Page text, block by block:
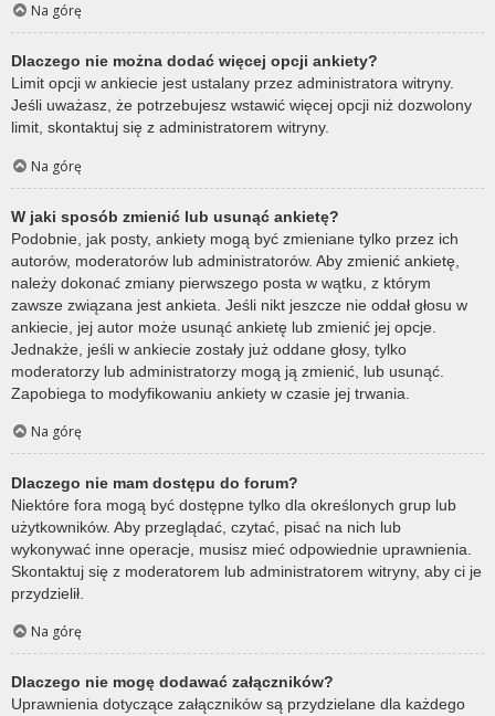
Na górę
Dlaczego nie można dodać więcej opcji ankiety?
Limit opcji w ankiecie jest ustalany przez administratora witryny.
Jeśli uważasz, że potrzebujesz wstawić więcej opcji niż dozwolony
limit, skontaktuj się z administratorem witryny.
Na górę
W jaki sposób zmienić lub usunąć ankietę?
Podobnie, jak posty, ankiety mogą być zmieniane tylko przez ich
autorów, moderatorów lub administratorów. Aby zmienić ankietę,
należy dokonać zmiany pierwszego posta w wątku, z którym
zawsze związana jest ankieta. Jeśli nikt jeszcze nie oddał głosu w
ankiecie, jej autor może usunąć ankietę lub zmienić jej opcje.
Jednakże, jeśli w ankiecie zostały już oddane głosy, tylko
moderatorzy lub administratorzy mogą ją zmienić, lub usunąć.
Zapobiega to modyfikowaniu ankiety w czasie jej trwania.
Na górę
Dlaczego nie mam dostępu do forum?
Niektóre fora mogą być dostępne tylko dla określonych grup lub
użytkowników. Aby przeglądać, czytać, pisać na nich lub
wykonywać inne operacje, musisz mieć odpowiednie uprawnienia.
Skontaktuj się z moderatorem lub administratorem witryny, aby ci je
przydzielił.
Na górę
Dlaczego nie mogę dodawać załączników?
Uprawnienia dotyczące załączników są przydzielane dla każdego